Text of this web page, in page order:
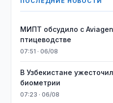
МИПТ обсудило с
птицеводстве
07:51 · 06/08
В Узбекистане
биометрии
07:23 · 06/08